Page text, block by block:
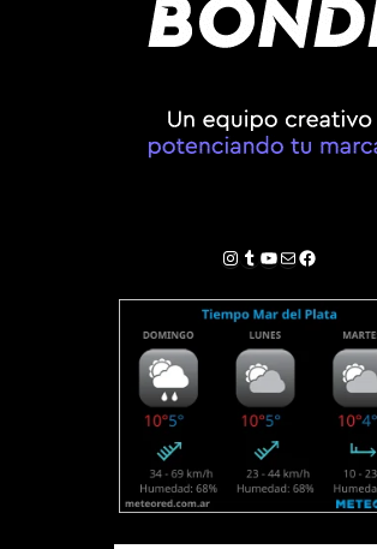
Instagram
Tumblr
YouTube
Correo electrónico
Facebook